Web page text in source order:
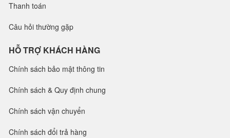
Thanh toán
Câu hỏi thường gặp
HỖ TRỢ KHÁCH HÀNG
Chính sách bảo mật thông tin
Chính sách & Quy định chung
Chính sách vận chuyển
Chính sách đổi trả hàng